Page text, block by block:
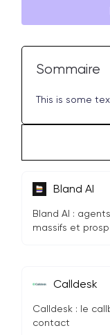
Sommaire
This is some
Bland AI
Bland AI :
massifs et
Calldesk
Calldesk : le
contact